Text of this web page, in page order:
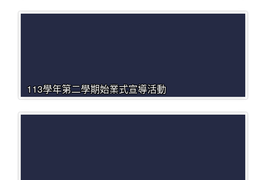
113學年第二學期始業式宣導活動